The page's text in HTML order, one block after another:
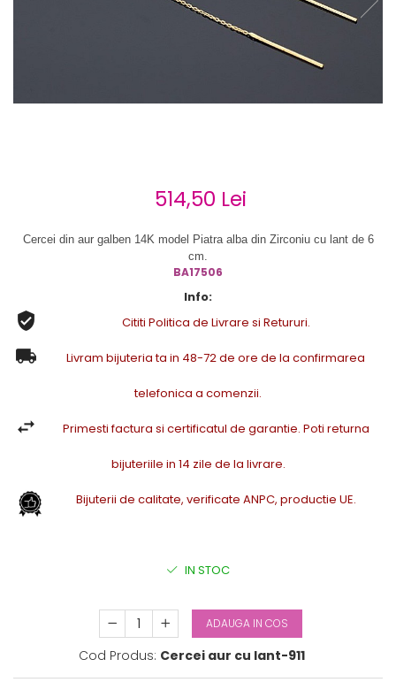
514,50 Lei
Cercei din aur galben 14K model Piatra alba din Zirconiu cu lant de 6
cm.
BA17506
Info:
Cititi Politica de Livrare si Retururi.
Livram bijuteria ta in 48-72 de ore de la confirmarea
telefonica a comenzii.
Primesti factura si certificatul de garantie. Poti returna
bijuteriile in 14 zile de la livrare.
Bijuterii de calitate, verificate ANPC, productie UE.
IN STOC
ADAUGA IN COS
Cod Produs: Cercei aur cu lant-911